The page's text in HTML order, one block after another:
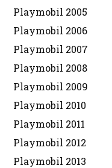
Playmobil 2005
Playmobil 2006
Playmobil 2007
Playmobil 2008
Playmobil 2009
Playmobil 2010
Playmobil 2011
Playmobil 2012
Playmobil 2013